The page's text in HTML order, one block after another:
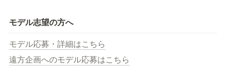
モデル志望の方へ
モデル応募・詳細はこちら
遠方企画へのモデル応募はこちら